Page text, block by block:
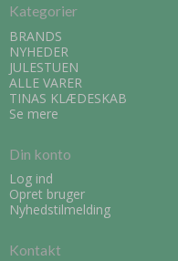
Kategorier
BRANDS
NYHEDER
JULESTUEN
ALLE VARER
TINAS KLÆDESKAB
Se mere
Din konto
Log ind
Opret bruger
Nyhedstilmelding
Kontakt